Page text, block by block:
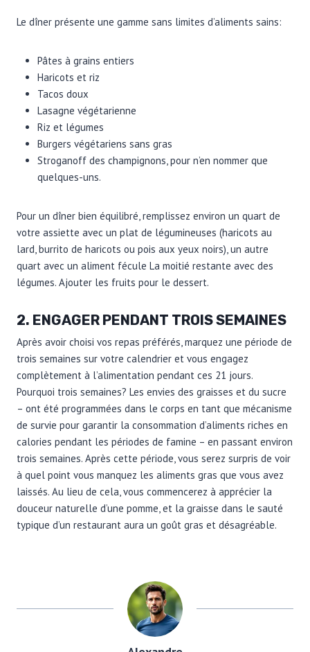
Le dîner présente une gamme sans limites d’aliments sains:
Pâtes à grains entiers
Haricots et riz
Tacos doux
Lasagne végétarienne
Riz et légumes
Burgers végétariens sans gras
Stroganoff des champignons, pour n’en nommer que
quelques-uns.
Pour un dîner bien équilibré, remplissez environ un quart de
votre assiette avec un plat de légumineuses (haricots au
lard, burrito de haricots ou pois aux yeux noirs), un autre
quart avec un aliment fécule La moitié restante avec des
légumes. Ajouter les fruits pour le dessert.
2. ENGAGER PENDANT TROIS SEMAINES
Après avoir choisi vos repas préférés, marquez une période de
trois semaines sur votre calendrier et vous engagez
complètement à l’alimentation pendant ces 21 jours.
Pourquoi trois semaines? Les envies des graisses et du sucre
– ont été programmées dans le corps en tant que mécanisme
de survie pour garantir la consommation d’aliments riches en
calories pendant les périodes de famine – en passant environ
trois semaines. Après cette période, vous serez surpris de voir
à quel point vous manquez les aliments gras que vous avez
laissés. Au lieu de cela, vous commencerez à apprécier la
douceur naturelle d’une pomme, et la graisse dans le sauté
typique d’un restaurant aura un goût gras et désagréable.